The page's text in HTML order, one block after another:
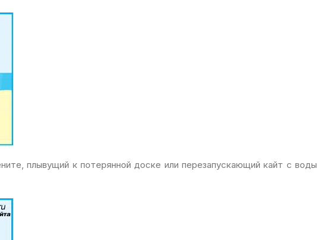
плывущий к потерянной доске или перезапускающий кайт с воды